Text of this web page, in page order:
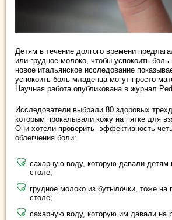
Детям в течение долгого времени
или грудное молоко, чтобы успокоить
новое итальянское исследование
успокоить боль младенца могут просто
Научная работа опубликована в журнал
Исследователи выбрали 80 здоровых
которым прокалывали кожу на пятке для
Они хотели проверить эффективность
облегчения боли:
сахарную воду, которую давали детям
столе;
грудное молоко из бутылочки, тоже на
столе;
сахарную воду, которую им давали на